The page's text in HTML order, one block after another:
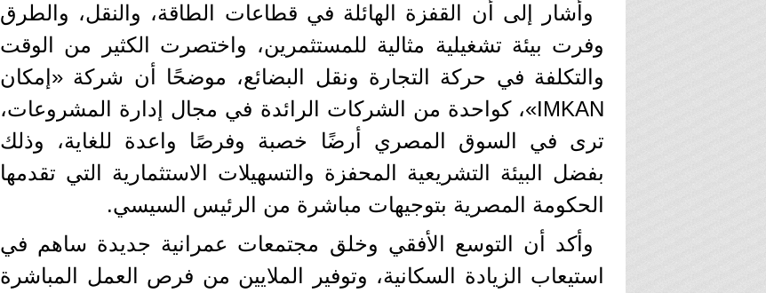
​وأشار إلى أن ​القفزة الهائلة في قطاعات الطاقة، والنقل، والطرق
وفرت بيئة تشغيلية مثالية للمستثمرين، واختصرت الكثير من الوقت
والتكلفة في حركة التجارة ونقل البضائع، موضحًا أن شركة «إمكان
IMKAN»، كواحدة من الشركات الرائدة في مجال إدارة المشروعات،
ترى في السوق المصري أرضًا خصبة وفرصًا واعدة للغاية، وذلك
بفضل البيئة التشريعية المحفزة والتسهيلات الاستثمارية التي تقدمها
الحكومة المصرية بتوجيهات مباشرة من الرئيس السيسي.
وأكد أن التوسع الأفقي وخلق مجتمعات عمرانية جديدة ساهم في
استيعاب الزيادة السكانية، وتوفير الملايين من فرص العمل المباشرة